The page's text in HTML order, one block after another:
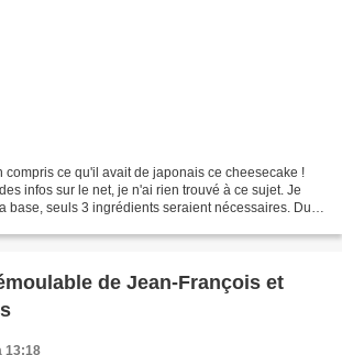
compris ce qu'il avait de japonais ce cheesecake !
infos sur le net, je n'ai rien trouvé à ce sujet. Je
base, seuls 3 ingrédients seraient nécessaires. Du
de Jean-François et
13:18